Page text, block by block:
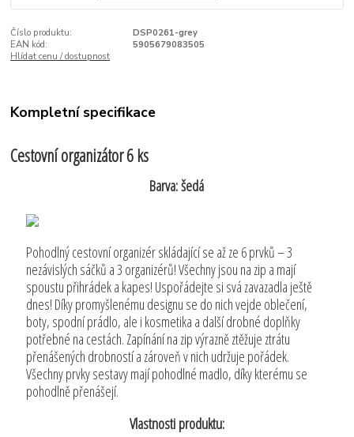
Číslo produktu:
DSP0261-grey
EAN kód:
5905679083505
Hlídat cenu / dostupnost
Kompletní specifikace
Cestovní organizátor 6 ks
Barva: šedá
Pohodlný cestovní organizér skládající se až ze 6 prvků – 3
nezávislých sáčků a 3 organizérů! Všechny jsou na zip a mají
spoustu přihrádek a kapes! Uspořádejte si svá zavazadla ještě
dnes! Díky promyšlenému designu se do nich vejde oblečení,
boty, spodní prádlo, ale i kosmetika a další drobné doplňky
potřebné na cestách. Zapínání na zip výrazně ztěžuje ztrátu
přenášených drobností a zároveň v nich udržuje pořádek.
Všechny prvky sestavy mají pohodlné madlo, díky kterému se
pohodlně přenášejí.
Vlastnosti produktu: